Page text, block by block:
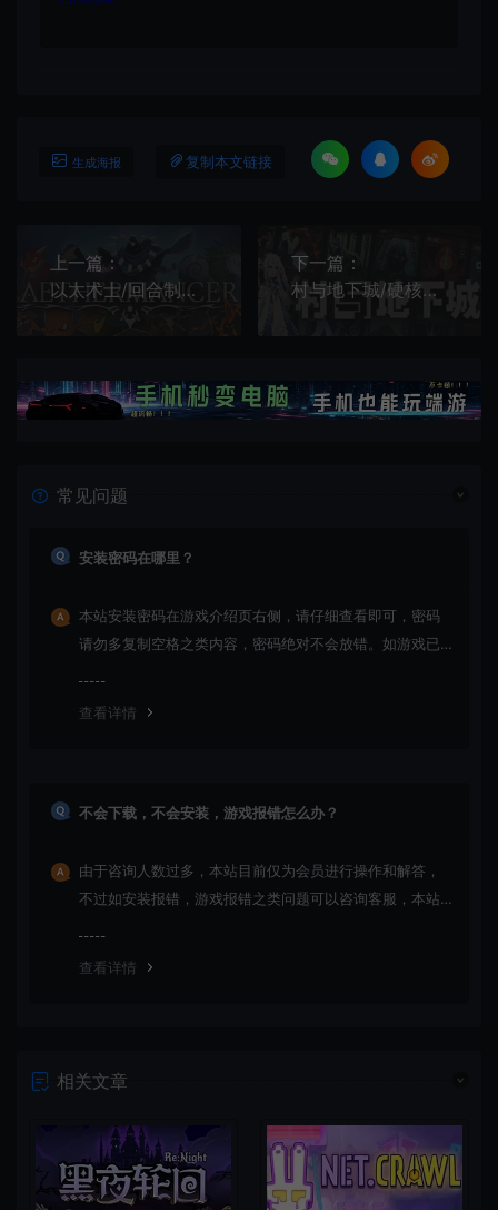
生成海报 复制本文链接
上一篇：
以太术士/回合制战斗策略游戏 Aethermancer 下载
下一篇：
村与地下城/硬核牌组肉鸽策略游戏 Villages Dungeons 下载
常见问题
安装密码在哪里？
本站安装密码在游戏介绍页右侧，请仔细查看即可，密码
请勿多复制空格之类内容，密码绝对不会放错。如游戏已
查看详情
不会下载，不会安装，游戏报错怎么办？
由于咨询人数过多，本站目前仅为会员进行操作和解答，
不过如安装报错，游戏报错之类问题可以咨询客服，本站
查看详情
相关文章